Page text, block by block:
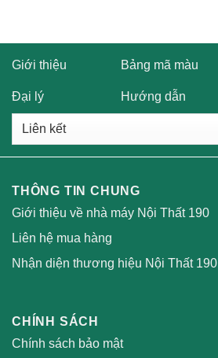
Giới thiệu Bảng mã màu
Đại lý Hướng dẫn
THÔNG TIN CHUNG
Giới thiệu về nhà máy Nội Thất 190
Liên hệ mua hàng
Nhận diện thương hiệu Nội Thất 190
CHÍNH SÁCH
Chính sách bảo mật